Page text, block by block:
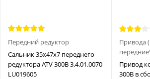
Передний редуктор
Сальник 35x47x7 переднего
редуктора ATV 300B 3.4.01.0070
LU019605
Привода
Привод
300B в